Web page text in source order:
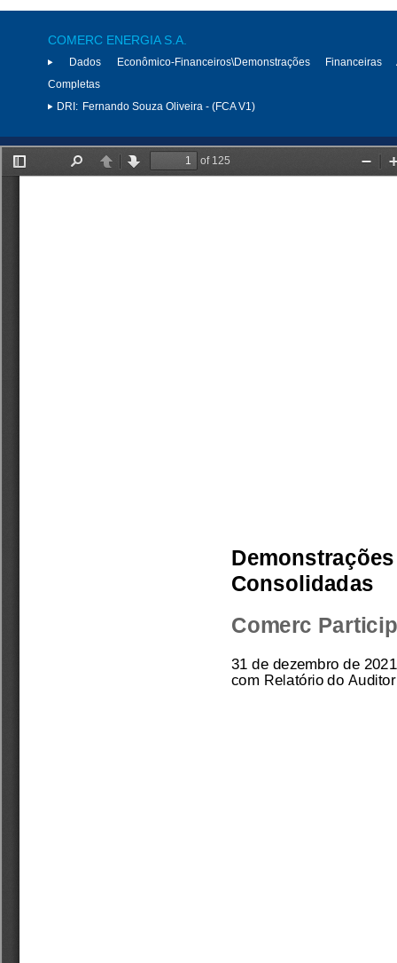
COMERC ENERGIA S.A.
Dados Econômico-Financeiros\Demonstrações Financeiras
Completas
DRI: Fernando Souza Oliveira - (FCA V1)